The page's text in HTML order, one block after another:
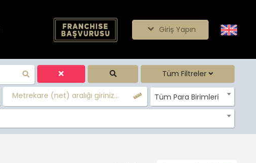
Giriş Yapın
Tüm Filtreler
Metrekare (net) aralığı giriniz... Tüm Para Birimleri